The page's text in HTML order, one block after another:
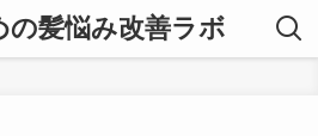
の髪悩み改善ラボ